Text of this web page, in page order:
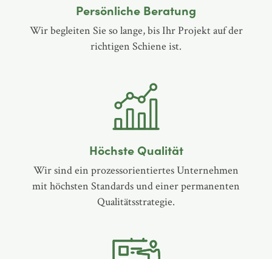
Persönliche Beratung
Wir begleiten Sie so lange, bis Ihr Projekt auf der
richtigen Schiene ist.
Höchste Qualität
Wir sind ein prozessorientiertes Unternehmen
mit höchsten Standards und einer permanenten
Qualitätsstrategie.